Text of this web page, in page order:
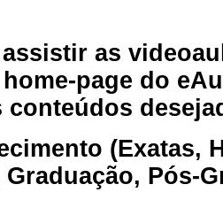
as
page do
conteúdos
(Exatas,
Pós-